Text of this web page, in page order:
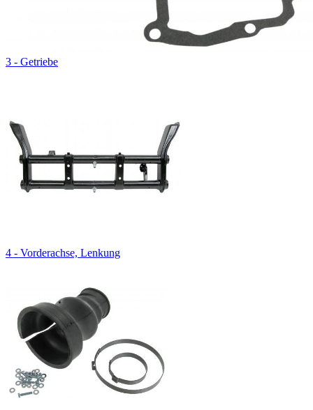
3 - Getriebe
4 - Vorderachse, Lenkung